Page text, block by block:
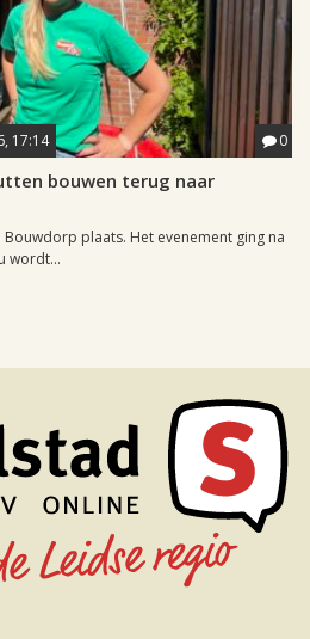
17:14 0
bouwen terug naar
plaats. Het evenement ging na
wordt...